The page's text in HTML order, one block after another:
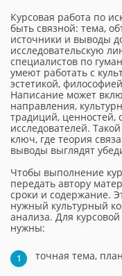
Курсовая работа по
быть связной: тема,
источники и выводы
исследовательскую
специалистов по
умеют работать с
эстетикой,
Написание может
направления,
традиций, ценностей,
исследователей.
ключ, где теория
выводы выглядят
Чтобы выполнение
передать автору
сроки и содержание.
нужный культурный
анализа. Для
нужны:
точная тема,